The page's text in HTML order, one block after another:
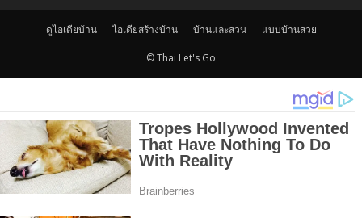
ดูไอเดียบ้าน ไอเดียสร้างบ้าน บ้านและสวน แบบบ้านสวย
© Thai Let's Go